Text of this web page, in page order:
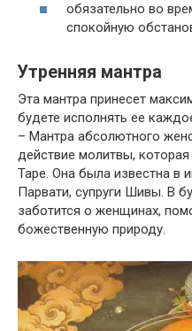
обязательно во
спокойную
Утренняя мантра
Эта мантра принесет
будете исполнять ее
– Мантра абсолютного
действие молитвы,
Таре. Она была известна в
Парвати, супруги Шивы. В
заботится о женщинах,
божественную природу.